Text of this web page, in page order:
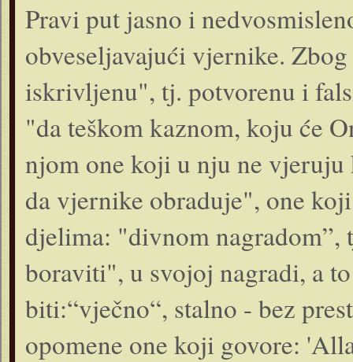
Pravi put jasno i
obveseljavajući vjernike.
iskrivljenu", tj. potvorenu i
"da teškom kaznom, koju će
njom one koji u nju ne
da vjernike obraduje", one
djelima: "divnom
boraviti", u svojoj nagradi, a
biti:“vječno“, stalno - bez
opomene one koji govore: